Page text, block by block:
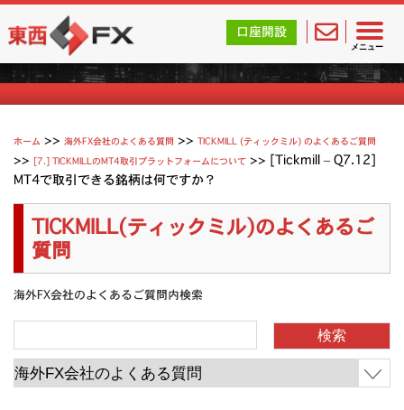
メニュー
東西FX｜海外FX会社（ブローカー）の無料口座開設サポ
口座開設
Tickmill (ティックミル) よくあるご質問
ホーム >>海外FX会社のよくある質問 >>TICKMILL (ティックミル) のよくあるご質問
>> [7.] TICKMILLのMT4取引プラットフォームについて >> [Tickmill – Q7.12]
MT4で取引できる銘柄は何ですか？
TICKMILL(ティックミル)のよくあるご
質問
海外FX会社のよくあるご質問内検索